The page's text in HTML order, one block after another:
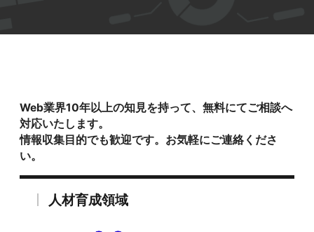
Web業界10年以上の知見を持って、無料にてご相談へ
対応いたします。
情報収集目的でも歓迎です。お気軽にご連絡くださ
い。
人材育成領域